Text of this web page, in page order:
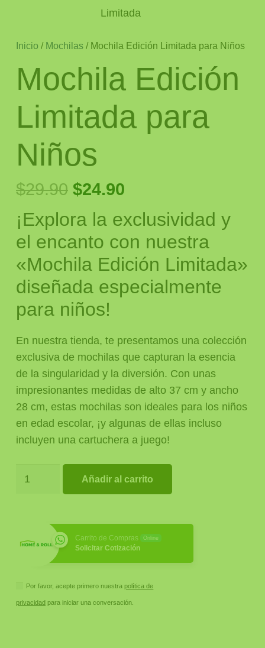
Inicio / Mochilas / Mochila Edición Limitada para Niños
Mochila Edición
Limitada para
Niños
$29.90 El
original
era:
$29.90.
$24.90
actual
es:
$24.90.
¡Explora la exclusividad y
el encanto con nuestra
«Mochila Edición Limitada»
diseñada especialmente
para niños!
En nuestra tienda, te presentamos una colección
exclusiva de mochilas que capturan la esencia
de la singularidad y la diversión. Con unas
impresionantes medidas de alto 37 cm y ancho
28 cm, estas mochilas son ideales para los niños
en edad escolar, ¡y algunas de ellas incluso
incluyen una cartuchera a juego!
Niños
cantidad
Añadir al carrito
Carrito de Compras Online
Solicitar Cotización
Por favor, acepte primero nuestrapolítica de
privacidad para iniciar una conversación.